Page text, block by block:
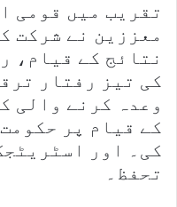
تقریب میں قومی
معززین نے شرکت
کی تیز رفتار
وعدہ کرنے والی
کے قیام پر
کی۔ اور
تحفظ۔